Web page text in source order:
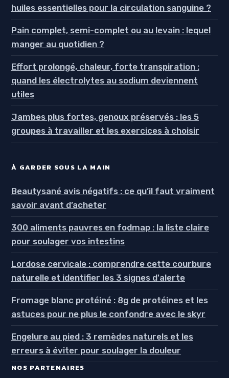
huiles essentielles pour la circulation sanguine ?
Pain complet, semi-complet ou au levain : lequel
manger au quotidien ?
Effort prolongé, chaleur, forte transpiration :
quand les électrolytes au sodium deviennent
utiles
Jambes plus fortes, genoux préservés : les 5
groupes à travailler et les exercices à choisir
À GARDER SOUS LA MAIN
Beautysané avis négatifs : ce qu’il faut vraiment
savoir avant d’acheter
300 aliments pauvres en fodmap : la liste claire
pour soulager vos intestins
Lordose cervicale : comprendre cette courbure
naturelle et identifier les 3 signes d'alerte
Fromage blanc protéiné : 8g de protéines et les
astuces pour ne plus le confondre avec le skyr
Engelure au pied : 3 remèdes naturels et les
erreurs à éviter pour soulager la douleur
NOS PARTENAIRES